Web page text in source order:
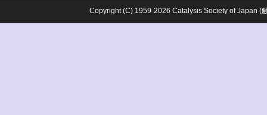
Copyright (C) 1959-2026 Catalysis Society of Japan (